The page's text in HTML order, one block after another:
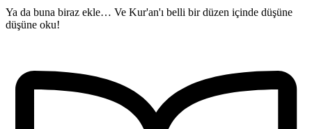
Ya da buna biraz ekle… Ve Kur'an'ı belli bir düzen içinde düşüne
düşüne oku!